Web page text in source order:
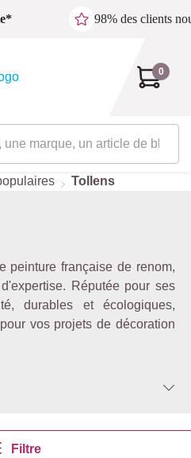
98% des clients
0
Tollens
peinture française de renom,
Réputée pour ses
durables et écologiques,
vos projets de décoration
Filtre